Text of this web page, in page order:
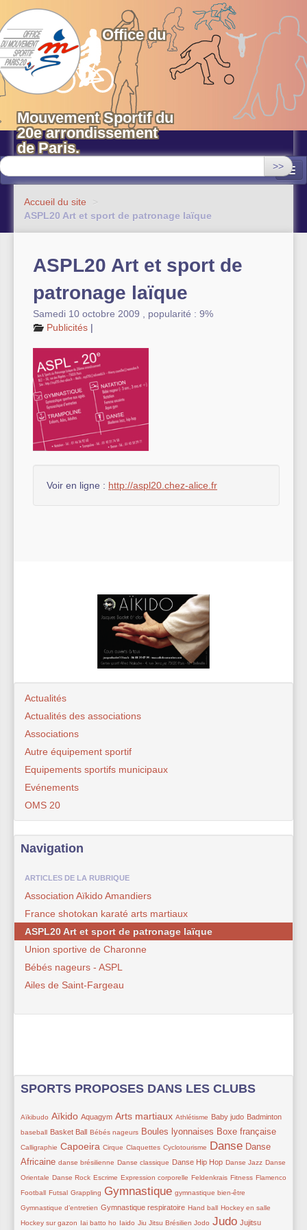
OMS 20 Paris
Office du
Mouvement Sportif du
20e arrondissement
de Paris.
>>
Equipements sportifs municipaux
Evénements
Actualités
Autre équipement sportif
Actualités des associations
Accueil du site
>
ASPL20 Art et sport de patronage laïque
ASPL20 Art et sport de
patronage laïque
Samedi 10 octobre 2009
popularité : 9%
Publicités |
Voir en ligne : http://aspl20.chez-alice.fr
Actualités
Actualités des associations
Associations
Autre équipement sportif
Equipements sportifs municipaux
Evénements
OMS 20
Navigation
ARTICLES DE LA RUBRIQUE
Association Aïkido Amandiers
France shotokan karaté arts martiaux
ASPL20 Art et sport de patronage laïque
Union sportive de Charonne
Bébés nageurs - ASPL
Ailes de Saint-Fargeau
SPORTS PROPOSES DANS LES CLUBS
53/424
Aïkibudo
195/424Aïkido
125/424 Aquagym
226/424 Arts martiaux
81/424 Athlétisme
102/424 Baby judo
94/424 Badminton
18/424
baseball
102/424Basket Ball
39/424 Bébés nageurs
179/424 Boules lyonnaises
165/424 Boxe française
24/424
Calligraphie
215/424 Capoeira
82/424 Cirque
71/424 Claquettes
15/424 Cyclotourisme
297/424 Danse
150/424
Danse
Africaine
79/424 danse brésilienne
73/424 Danse classique
110/424 Danse Hip Hop
71/424 Danse Jazz
71/424
Danse
Orientale
71/424 Danse Rock
76/424 Escrime
73/424 Expression corporelle
54/424 Feldenkrais
64/424 Fitness
71/424 Flamenco
91/424
Football
46/424Futsal
30/424 Grappling
280/424 Gymnastique
41/424 gymnastique bien-être
73/424
Gymnastique d’entretien
136/424 Gymnastique respiratoire
82/424 Hand ball
30/424 Hockey en salle
30/424
Hockey sur gazon
22/424 Iai batto ho
75/424 Iaido
30/424 Jiu Jitsu Brésilien
65/424 Jodo
286/424 Judo
93/424 Jujitsu
24/424